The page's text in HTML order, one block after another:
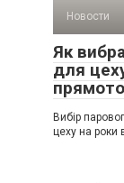
Новости
Як
для
Вибір
цеху на роки